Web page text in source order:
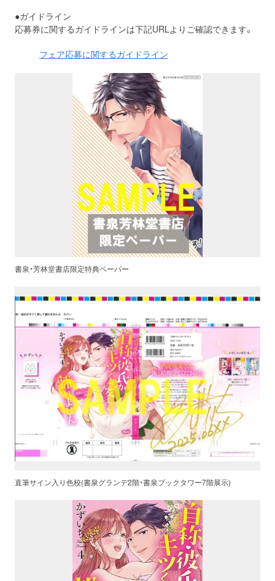
●ガイドライン
応募券に関するガイドラインは下記URLよりご確認できます。
フェア応募に関するガイドライン
書泉・芳林堂書店限定特典ペーパー
直筆サイン入り色校(書泉グランデ2階・書泉ブックタワー7階展示)